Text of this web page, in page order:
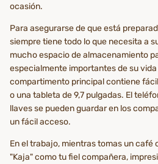
ocasión.
Para asegurarse de que está
siempre tiene todo lo que necesita a
mucho espacio de almacenamiento
especialmente importantes de su
compartimento principal contiene
o una tableta de 9,7 pulgadas. El
llaves se pueden guardar en los
un fácil acceso.
En el trabajo, mientras tomas un café
"Kaja" como tu fiel compañera,